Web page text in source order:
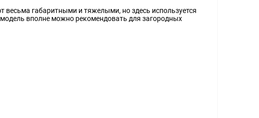
габаритными и тяжелыми, но здесь используется
модель вполне можно рекомендовать для загородных